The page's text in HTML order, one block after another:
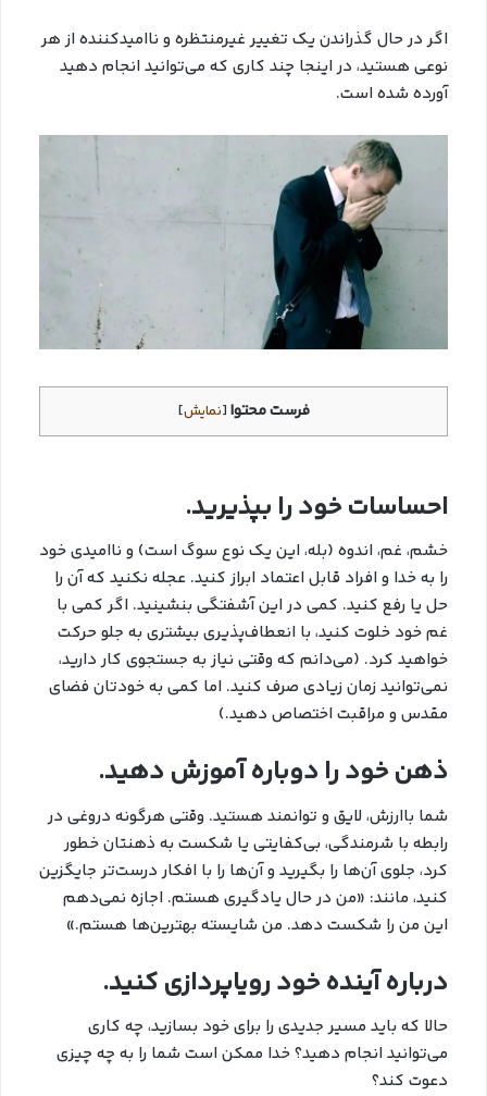
اگر در حال گذراندن یک تغییر غیرمنتظره و ناامیدکننده از هر
نوعی هستید، در اینجا چند کاری که می‌توانید انجام دهید
آورده شده است.
فرست محتوا [نمایش]
احساسات خود را بپذیرید.
خشم، غم، اندوه (بله، این یک نوع سوگ است) و ناامیدی خود
را به خدا و افراد قابل اعتماد ابراز کنید. عجله نکنید که آن را
حل یا رفع کنید. کمی در این آشفتگی بنشینید. اگر کمی با
غم خود خلوت کنید، با انعطاف‌پذیری بیشتری به جلو حرکت
خواهید کرد. (می‌دانم که وقتی نیاز به جستجوی کار دارید،
نمی‌توانید زمان زیادی صرف کنید. اما کمی به خودتان فضای
مقدس و مراقبت اختصاص دهید.)
ذهن خود را دوباره آموزش دهید.
شما باارزش، لایق و توانمند هستید. وقتی هرگونه دروغی در
رابطه با شرمندگی، بی‌کفایتی یا شکست به ذهنتان خطور
کرد، جلوی آن‌ها را بگیرید و آن‌ها را با افکار درست‌تر جایگزین
کنید، مانند: «من در حال یادگیری هستم. اجازه نمی‌دهم
این من را شکست دهد. من شایسته بهترین‌ها هستم.»
درباره آینده خود رویاپردازی کنید.
حالا که باید مسیر جدیدی را برای خود بسازید، چه کاری
می‌توانید انجام دهید؟ خدا ممکن است شما را به چه چیزی
دعوت کند؟